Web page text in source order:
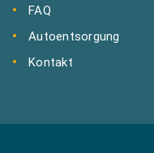
FAQ
Autoentsorgung
Kontakt